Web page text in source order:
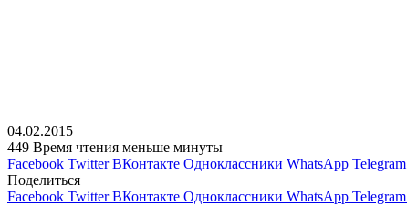
04.02.2015
449 Время чтения меньше минуты
Facebook Twitter ВКонтакте Одноклассники WhatsApp Telegram
Поделиться
Facebook Twitter ВКонтакте Одноклассники WhatsApp Telegram